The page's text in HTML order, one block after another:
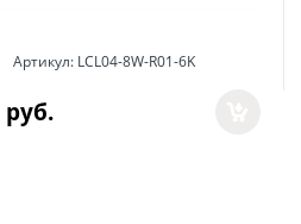
Артикул: LCL04-8W-R01-6K
руб.